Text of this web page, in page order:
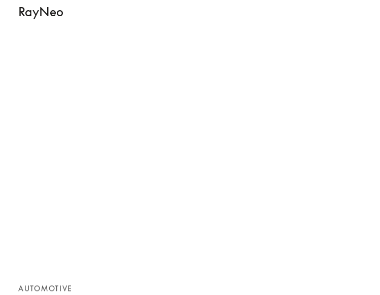
RayNeo
AUTOMOTIVE